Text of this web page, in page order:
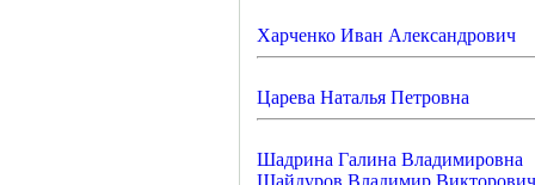
Харченко Иван Александрович
Царева Наталья Петровна
Шадрина Галина Владимировна
Шайдуров Владимир Викторович